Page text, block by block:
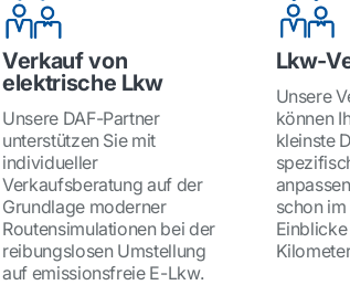
Verkauf von
elektrische Lkw
Unsere DAF-Partner
unterstützen Sie mit
individueller
Verkaufsberatung auf der
Grundlage moderner
Routensimulationen bei der
reibungslosen Umstellung
auf emissionsfreie E-Lkw.
Lkw-
Unsere
können
kleinste
schon